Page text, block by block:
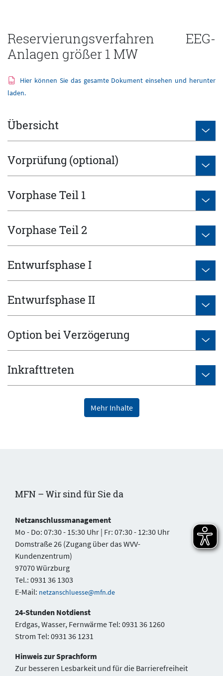
Reservierungsverfahren EEG-
Anlagen größer 1 MW
Hier können Sie das gesamte Dokument einsehen und herunter
laden.
Übersicht
Vorprüfung (optional)
Vorphase Teil 1
Vorphase Teil 2
Entwurfsphase I
Entwurfsphase II
Option bei Verzögerung
Inkrafttreten
Mehr Inhalte
MFN – Wir sind für Sie da
Netzanschlussmanagement
Mo - Do: 07:30 - 15:30 Uhr | Fr: 07:30 - 12:30 Uhr
Domstraße 26 (Zugang über das WVV-
Kundenzentrum)
97070 Würzburg
Tel.: 0931 36 1303
E-Mail: netzanschluesse@mfn.de
24-Stunden Notdienst
Erdgas, Wasser, Fernwärme Tel: 0931 36 1260
Strom Tel: 0931 36 1231
Hinweis zur Sprachform
Zur besseren Lesbarkeit und für die Barrierefreiheit